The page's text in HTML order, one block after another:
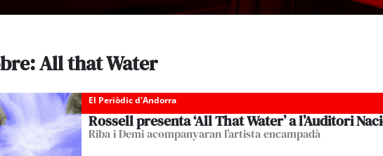
All that Water
El Periòdic d'Andorra
Rossell presenta ‘All That Water’ a l’Auditori
Riba i Demi acompanyaran l’artista encampadà